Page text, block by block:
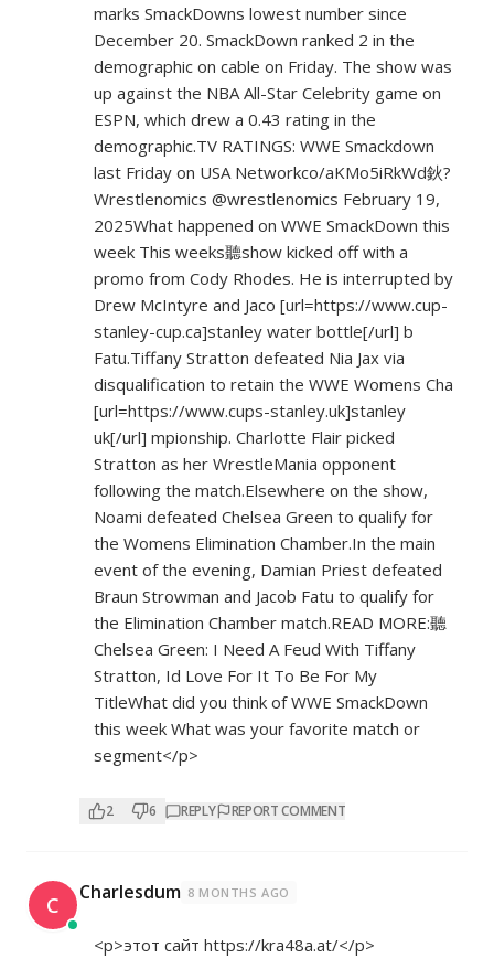
marks SmackDowns lowest number since
December 20. SmackDown ranked 2 in the
demographic on cable on Friday. The show was
up against the NBA All-Star Celebrity game on
ESPN, which drew a 0.43 rating in the
demographic.TV RATINGS: WWE Smackdown
last Friday on USA Networkco/aKMo5iRkWd鈥?
Wrestlenomics @wrestlenomics February 19,
2025What happened on WWE SmackDown this
week This weeks聽show kicked off with a
promo from Cody Rhodes. He is interrupted by
Drew McIntyre and Jaco [url=https://www.cup-
stanley-cup.ca]stanley water bottle[/url] b
Fatu.Tiffany Stratton defeated Nia Jax via
disqualification to retain the WWE Womens Cha
[url=https://www.cups-stanley.uk]stanley
uk[/url] mpionship. Charlotte Flair picked
Stratton as her WrestleMania opponent
following the match.Elsewhere on the show,
Noami defeated Chelsea Green to qualify for
the Womens Elimination Chamber.In the main
event of the evening, Damian Priest defeated
Braun Strowman and Jacob Fatu to qualify for
the Elimination Chamber match.READ MORE:聽
Chelsea Green: I Need A Feud With Tiffany
Stratton, Id Love For It To Be For My
TitleWhat did you think of WWE SmackDown
this week What was your favorite match or
segment</p>
2 6 REPLY REPORT COMMENT
C Charlesdum 8 MONTHS AGO
<p>этот сайт https://kra48a.at/</p>